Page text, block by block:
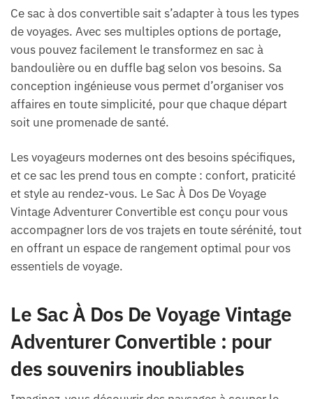
Ce sac à dos convertible sait s’adapter à tous les types
de voyages. Avec ses multiples options de portage,
vous pouvez facilement le transformez en sac à
bandoulière ou en duffle bag selon vos besoins. Sa
conception ingénieuse vous permet d’organiser vos
affaires en toute simplicité, pour que chaque départ
soit une promenade de santé.
Les voyageurs modernes ont des besoins spécifiques,
et ce sac les prend tous en compte : confort, praticité
et style au rendez-vous. Le Sac À Dos De Voyage
Vintage Adventurer Convertible est conçu pour vous
accompagner lors de vos trajets en toute sérénité, tout
en offrant un espace de rangement optimal pour vos
essentiels de voyage.
Le Sac À Dos De Voyage Vintage
Adventurer Convertible : pour
des souvenirs inoubliables